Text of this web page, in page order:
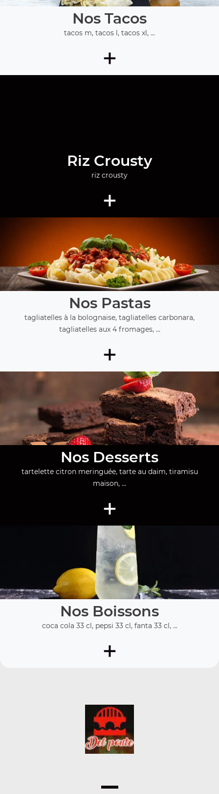
Nos Tacos
tacos m, tacos l, tacos xl, ...
+
Riz Crousty
riz crousty
+
Nos Pastas
tagliatelles à la bolognaise, tagliatelles carbonara,
tagliatelles aux 4 fromages, ...
+
Nos Desserts
tartelette citron meringuée, tarte au daim, tiramisu
maison, ...
+
Nos Boissons
coca cola 33 cl, pepsi 33 cl, fanta 33 cl, ...
+